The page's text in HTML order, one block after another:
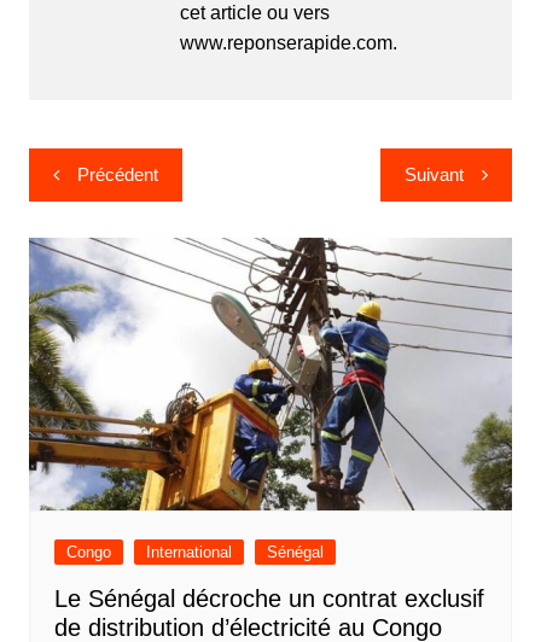
cet article ou vers
www.reponserapide.com.
Navigation
de
l’article
Précédent Suivant
Congo International Sénégal
Le Sénégal décroche un contrat exclusif
de distribution d’électricité au Congo